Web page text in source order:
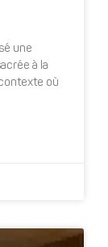
une
à la
où